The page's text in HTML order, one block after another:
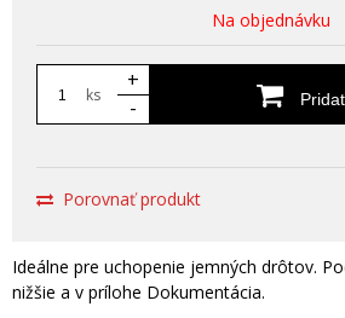
Na objednávku
ks
+
-
Porovnať produkt
Ideálne pre uchopenie jemných drôtov.
nižšie a v prílohe Dokumentácia.